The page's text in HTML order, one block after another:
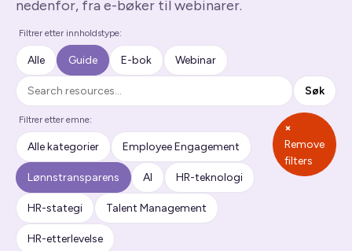
nedenfor, fra e-bøker til webinarer.
Filtrer etter innholdstype:
Alle Guide E-bok Webinar
Søk
Søk
Filtrer etter emne:
Alle kategorier Employee Engagement
Lønnstransparens AI HR-teknologi
HR-stategi Talent Management
HR-etterlevelse
×
Remove
filters